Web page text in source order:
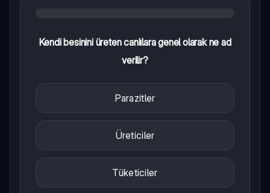
Kendi besinini üreten canlılara genel olarak ne ad
verilir?
Parazitler
Üreticiler
Tüketiciler